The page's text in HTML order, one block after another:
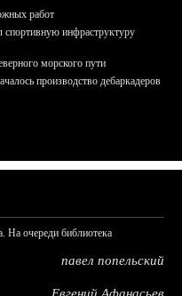
работ
спортивную инфраструктуру
морского пути
производство дебаркадеров
На очереди библиотека
павел попельский